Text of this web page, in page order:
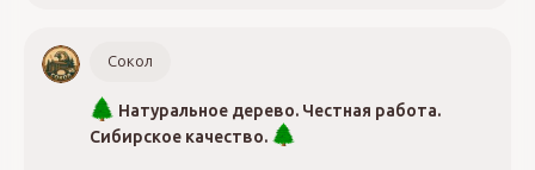
Сокол
Натуральное дерево. Честная работа.
Сибирское качество.